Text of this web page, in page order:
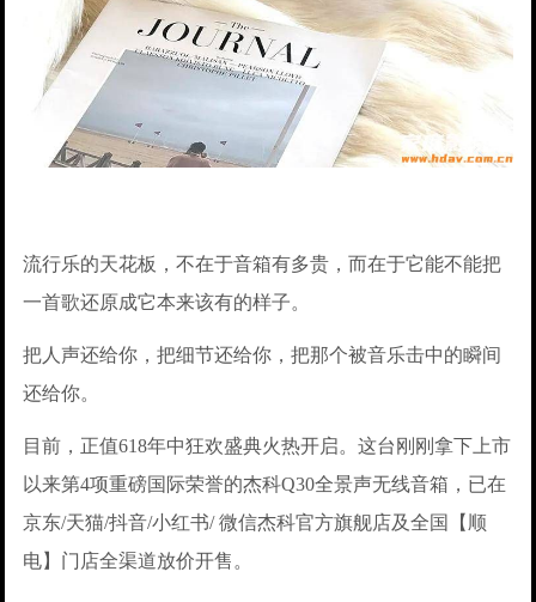
流行乐的天花板，不在于音箱有多贵，而在于它能不能把
一首歌还原成它本来该有的样子。
把人声还给你，把细节还给你，把那个被音乐击中的瞬间
还给你。
目前，正值618年中狂欢盛典火热开启。这台刚刚拿下上市
以来第4项重磅国际荣誉的杰科Q30全景声无线音箱，已在
京东/天猫/抖音/小红书/ 微信杰科官方旗舰店及全国【顺
电】门店全渠道放价开售。